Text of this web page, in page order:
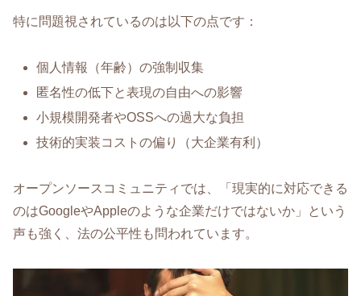
特に問題視されているのは以下の点です：
個人情報（年齢）の強制収集
匿名性の低下と表現の自由への影響
小規模開発者やOSSへの過大な負担
技術的実装コストの偏り（大企業有利）
オープンソースコミュニティでは、「現実的に対応できる
のはGoogleやAppleのような企業だけではないか」という
声も強く、法の公平性も問われています。